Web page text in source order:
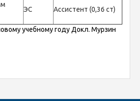
ЭС Ассистент (0,36 ст)
учебному году Докл. Мурзин